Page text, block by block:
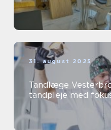
31. august 2025
Tandlæge
tandpleje med